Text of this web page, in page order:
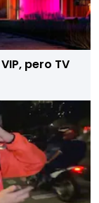
pero TV